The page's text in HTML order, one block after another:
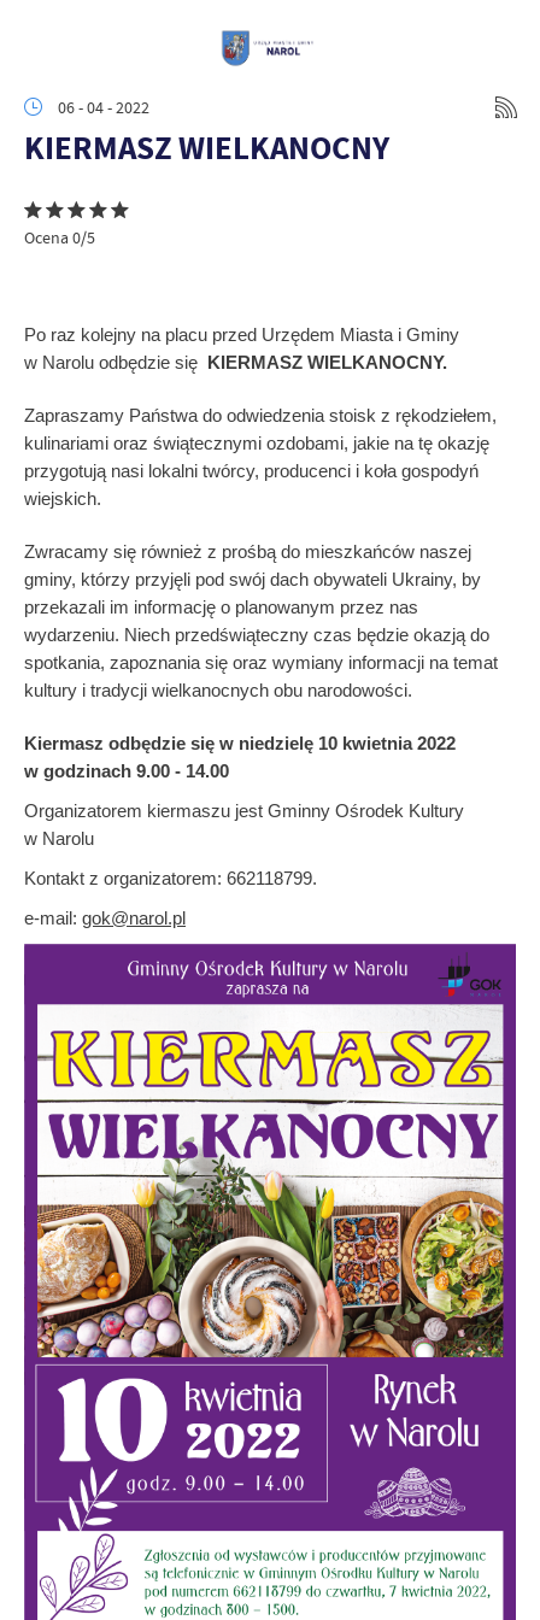
06 - 04 - 2022
KIERMASZ WIELKANOCNY
Ocena 0/5
Po raz kolejny na placu przed Urzędem Miasta i Gminy
w Narolu odbędzie się KIERMASZ WIELKANOCNY.
Zapraszamy Państwa do odwiedzenia stoisk z rękodziełem,
kulinariami oraz świątecznymi ozdobami, jakie na tę okazję
przygotują nasi lokalni twórcy, producenci i koła gospodyń
wiejskich.
Zwracamy się również z prośbą do mieszkańców naszej
gminy, którzy przyjęli pod swój dach obywateli Ukrainy, by
przekazali im informację o planowanym przez nas
wydarzeniu. Niech przedświąteczny czas będzie okazją do
spotkania, zapoznania się oraz wymiany informacji na temat
kultury i tradycji wielkanocnych obu narodowości.
Kiermasz odbędzie się w niedzielę 10 kwietnia 2022
w godzinach 9.00 - 14.00
Organizatorem kiermaszu jest Gminny Ośrodek Kultury
w Narolu
Kontakt z organizatorem: 662118799.
e-mail: gok@narol.pl